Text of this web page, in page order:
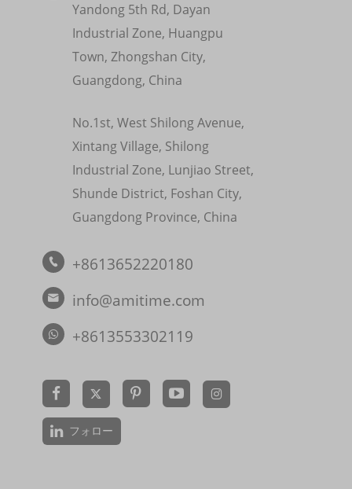
Yandong 5th Rd, Dayan
Industrial Zone, Huangpu
Town, Zhongshan City,
Guangdong, China
No.1st, West Shilong Avenue,
Xintang Village, Shilong
Industrial Zone, Lunjiao Street,
Shunde District, Foshan City,
Guangdong Province, China
 +8613652220180

info@amitime.com
+8613553302119
 
フォロー